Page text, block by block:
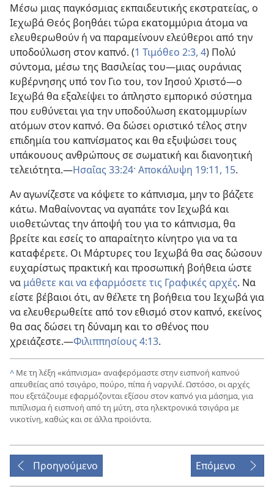
Μέσω μιας παγκόσμιας εκπαιδευτικής εκστρατείας, ο
Ιεχωβά Θεός βοηθάει τώρα εκατομμύρια άτομα να
ελευθερωθούν ή να παραμείνουν ελεύθεροι από την
υποδούλωση στον καπνό. (1 Τιμόθεο 2:3, 4) Πολύ
σύντομα, μέσω της Βασιλείας του—μιας ουράνιας
κυβέρνησης υπό τον Γιο του, τον Ιησού Χριστό—ο
Ιεχωβά θα εξαλείψει το άπληστο εμπορικό σύστημα
που ευθύνεται για την υποδούλωση εκατομμυρίων
ατόμων στον καπνό. Θα δώσει οριστικό τέλος στην
επιδημία του καπνίσματος και θα εξυψώσει τους
υπάκουους ανθρώπους σε σωματική και διανοητική
τελειότητα.—Ησαΐας 33:24· Αποκάλυψη 19:11, 15.
Αν αγωνίζεστε να κόψετε το κάπνισμα, μην το βάζετε
κάτω. Μαθαίνοντας να αγαπάτε τον Ιεχωβά και
υιοθετώντας την άποψή του για το κάπνισμα, θα
βρείτε και εσείς το απαραίτητο κίνητρο για να τα
καταφέρετε. Οι Μάρτυρες του Ιεχωβά θα σας δώσουν
ευχαρίστως πρακτική και προσωπική βοήθεια ώστε
να μάθετε και να εφαρμόσετε τις Γραφικές αρχές. Να
είστε βέβαιοι ότι, αν θέλετε τη βοήθεια του Ιεχωβά για
να ελευθερωθείτε από τον εθισμό στον καπνό, εκείνος
θα σας δώσει τη δύναμη και το σθένος που
χρειάζεστε.—Φιλιππησίους 4:13.
^ Με τη λέξη «κάπνισμα» αναφερόμαστε στην εισπνοή καπνού
απευθείας από τσιγάρο, πούρο, πίπα ή ναργιλέ. Ωστόσο, οι αρχές
που εξετάζουμε εφαρμόζονται εξίσου στον καπνό για μάσημα, για
πιπίλισμα ή εισπνοή από τη μύτη, στα ηλεκτρονικά τσιγάρα με
νικοτίνη, καθώς και σε άλλα προϊόντα.
Προηγούμενο Επόμενο